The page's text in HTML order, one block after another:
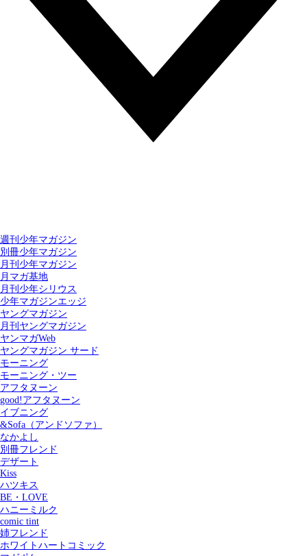
週刊少年マガジン
別冊少年マガジン
月刊少年マガジン
月マガ基地
月刊少年シリウス
少年マガジンエッジ
ヤングマガジン
月刊ヤングマガジン
ヤンマガWeb
ヤングマガジン サード
モーニング
モーニング・ツー
アフタヌーン
good!アフタヌーン
イブニング
&Sofa（アンドソファ）
なかよし
別冊フレンド
デザート
Kiss
ハツキス
BE・LOVE
ハニーミルク
comic tint
姉フレンド
ホワイトハートコミック